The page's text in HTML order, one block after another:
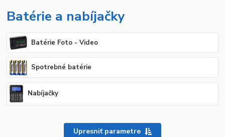
Batérie a nabíjačky
Batérie Foto - Video
Spotrebné batérie
Nabíjačky
Upresniť parametre